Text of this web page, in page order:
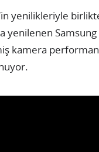
yenilikleriyle
yenilenen Samsung
kamera